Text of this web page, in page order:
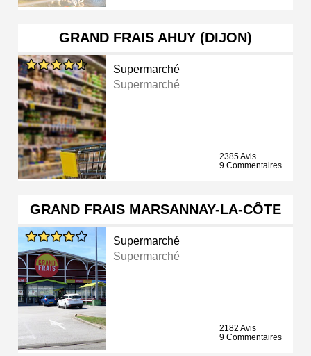
GRAND FRAIS AHUY (DIJON)
Supermarché
Supermarché
2385 Avis
9 Commentaires
GRAND FRAIS MARSANNAY-LA-CÔTE
Supermarché
Supermarché
2182 Avis
9 Commentaires